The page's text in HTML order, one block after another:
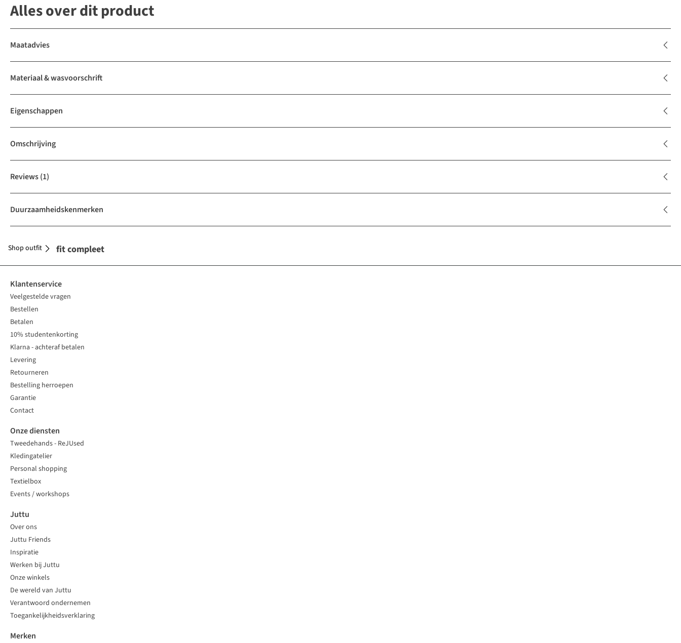
Alles over dit product
Maatadvies
Materiaal & wasvoorschrift
Eigenschappen
Omschrijving
Reviews(1)
Duurzaamheidskenmerken
Maak je outfit compleet
Shop outfit
Klantenservice
Veelgestelde vragen
Bestellen
Betalen
10% studentenkorting
Klarna - achteraf betalen
Levering
Retourneren
Bestelling herroepen
Garantie
Contact
Onze diensten
Tweedehands - ReJUsed
Kledingatelier
Personal shopping
Textielbox
Events / workshops
Juttu
Over ons
Juttu Friends
Inspiratie
Werken bij Juttu
Onze winkels
De wereld van Juttu
Verantwoord ondernemen
Toegankelijkheidsverklaring
Merken